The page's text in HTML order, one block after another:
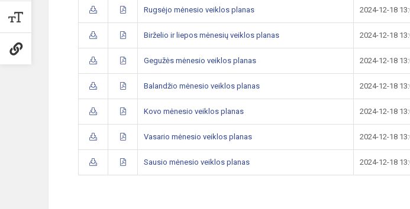
Rugsėjo mėnesio veiklos planas 2024-12-18
Birželio ir liepos mėnesių veiklos planas 2024-12-18
Gegužės mėnesio veiklos planas 2024-12-18
Balandžio mėnesio veiklos planas 2024-12-18
Kovo mėnesio veiklos planas 2024-12-18
Vasario mėnesio veiklos planas 2024-12-18
Sausio mėnesio veiklos planas 2024-12-18